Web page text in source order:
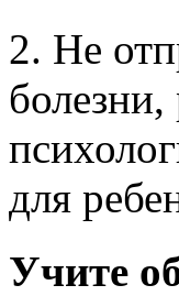
2. Не
для
Учите